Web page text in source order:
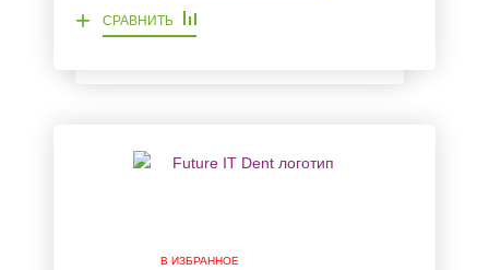
+ СРАВНИТЬ
В ИЗБРАННОЕ